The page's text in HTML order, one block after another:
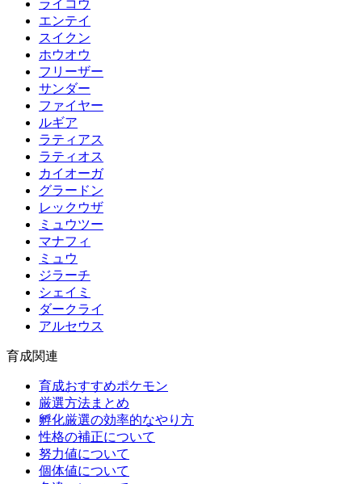
ライコウ
エンテイ
スイクン
ホウオウ
フリーザー
サンダー
ファイヤー
ルギア
ラティアス
ラティオス
カイオーガ
グラードン
レックウザ
ミュウツー
マナフィ
ミュウ
ジラーチ
シェイミ
ダークライ
アルセウス
育成関連
育成おすすめポケモン
厳選方法まとめ
孵化厳選の効率的なやり方
性格の補正について
努力値について
個体値について